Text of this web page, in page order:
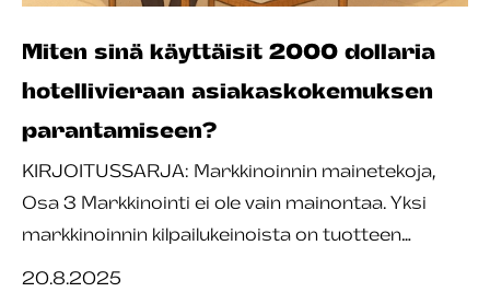
Miten sinä käyttäisit 2000 dollaria
hotellivieraan asiakaskokemuksen
parantamiseen?
KIRJOITUSSARJA: Markkinoinnin mainetekoja,
Osa 3 Markkinointi ei ole vain mainontaa. Yksi
markkinoinnin kilpailukeinoista on tuotteen…
20.8.2025